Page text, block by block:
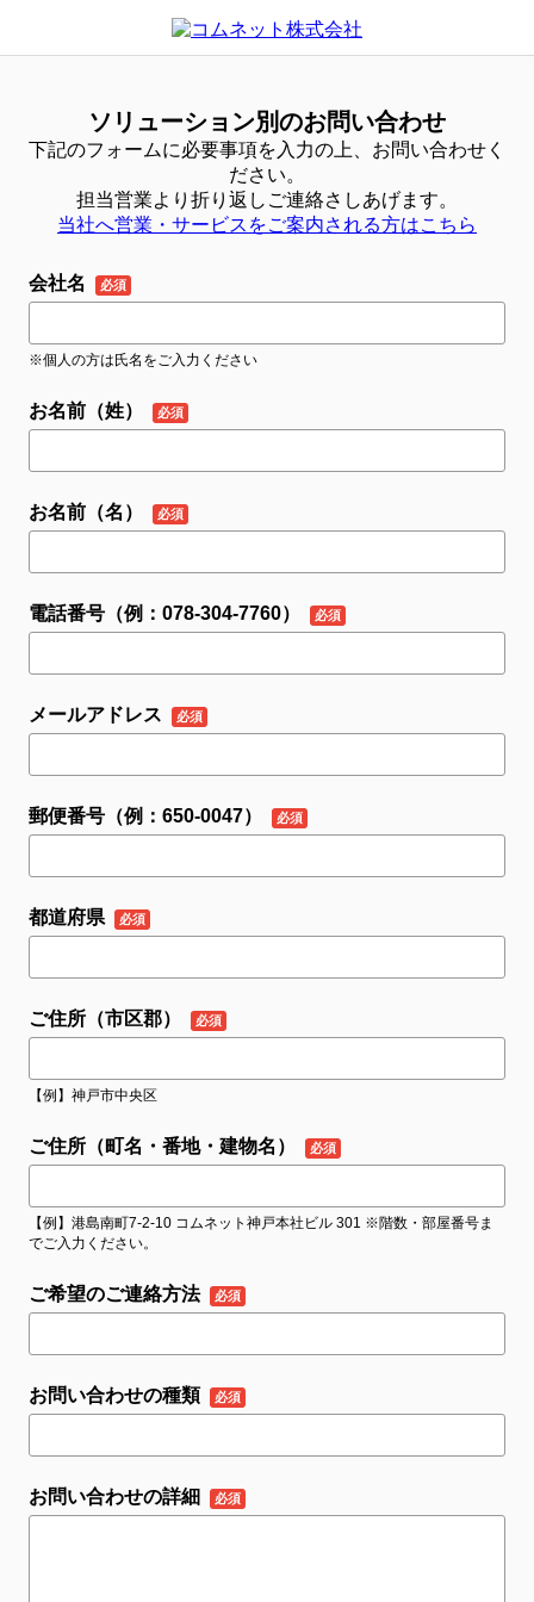
ソリューション別のお問い合わせ
下記のフォームに必要事項を入力の上、お問い合わせく
ださい。
担当営業より折り返しご連絡さしあげます。
当社へ営業・サービスをご案内される方はこちら
会社名
※個人の方は氏名をご入力ください
お名前（姓）
お名前（名）
電話番号（例：078-304-7760）
メールアドレス
郵便番号（例：650-0047）
都道府県
ご住所（市区郡）
【例】神戸市中央区
ご住所（町名・番地・建物名）
【例】港島南町7-2-10 コムネット神戸本社ビル 301 ※階数・部屋番号ま
でご入力ください。
ご希望のご連絡方法
お問い合わせの種類
お問い合わせの詳細